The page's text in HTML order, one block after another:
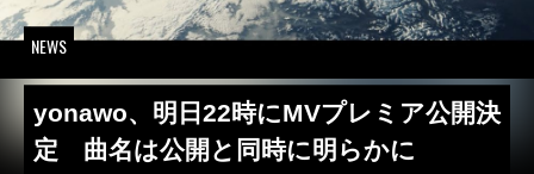
NEWS
yonawo、明日22時にMVプレミア公開決
定 曲名は公開と同時に明らかに